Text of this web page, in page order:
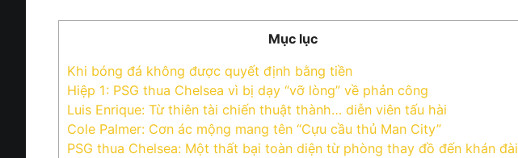
Mục lục
Khi bóng đá không được quyết định bằng tiền
Hiệp 1: PSG thua Chelsea vì bị dạy “vỡ lòng” về phản công
Luis Enrique: Từ thiên tài chiến thuật thành… diễn viên tấu hài
Cole Palmer: Cơn ác mộng mang tên “Cựu cầu thủ Man City”
PSG thua Chelsea: Một thất bại toàn diện từ phòng thay đồ đến khán đài